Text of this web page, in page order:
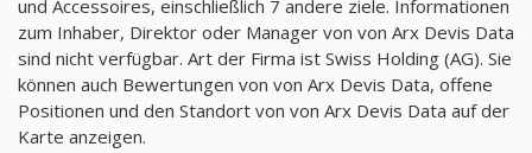
und Accessoires, einschließlich 7 andere ziele. Informationen
zum Inhaber, Direktor oder Manager von von Arx Devis Data
sind nicht verfügbar. Art der Firma ist Swiss Holding (AG). Sie
können auch Bewertungen von von Arx Devis Data, offene
Positionen und den Standort von von Arx Devis Data auf der
Karte anzeigen.